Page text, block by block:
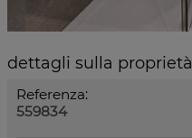
dettagli sulla proprietà
Referenza:
559834